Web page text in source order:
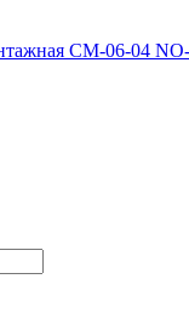
СМ-06-04